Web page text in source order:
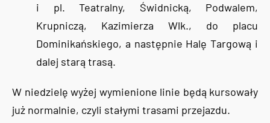
i pl. Teatralny, Świdnicką, Podwalem,
Krupniczą, Kazimierza Wlk., do placu
Dominikańskiego, a następnie Halę Targową i
dalej starą trasą.
W niedzielę wyżej wymienione linie będą kursowały
już normalnie, czyli stałymi trasami przejazdu.